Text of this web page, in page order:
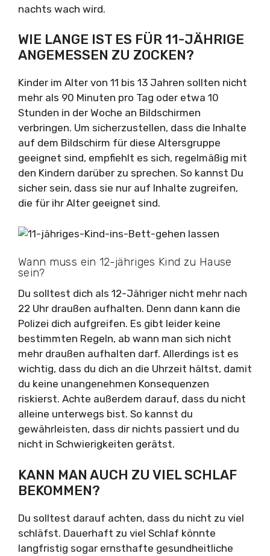
nachts wach wird.
WIE LANGE IST ES FÜR 11-JÄHRIGE
ANGEMESSEN ZU ZOCKEN?
Kinder im Alter von 11 bis 13 Jahren sollten nicht
mehr als 90 Minuten pro Tag oder etwa 10
Stunden in der Woche an Bildschirmen
verbringen. Um sicherzustellen, dass die Inhalte
auf dem Bildschirm für diese Altersgruppe
geeignet sind, empfiehlt es sich, regelmäßig mit
den Kindern darüber zu sprechen. So kannst Du
sicher sein, dass sie nur auf Inhalte zugreifen,
die für ihr Alter geeignet sind.
Wann muss ein 12-jähriges Kind zu Hause
sein?
Du solltest dich als 12-Jähriger nicht mehr nach
22 Uhr draußen aufhalten. Denn dann kann die
Polizei dich aufgreifen. Es gibt leider keine
bestimmten Regeln, ab wann man sich nicht
mehr draußen aufhalten darf. Allerdings ist es
wichtig, dass du dich an die Uhrzeit hältst, damit
du keine unangenehmen Konsequenzen
riskierst. Achte außerdem darauf, dass du nicht
alleine unterwegs bist. So kannst du
gewährleisten, dass dir nichts passiert und du
nicht in Schwierigkeiten gerätst.
KANN MAN AUCH ZU VIEL SCHLAF
BEKOMMEN?
Du solltest darauf achten, dass du nicht zu viel
schläfst. Dauerhaft zu viel Schlaf könnte
langfristig sogar ernsthafte gesundheitliche